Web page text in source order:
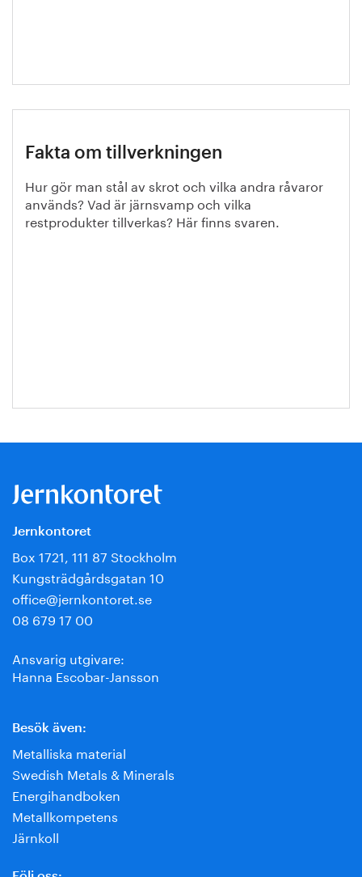
Fakta om tillverkningen
Hur gör man stål av skrot och vilka andra råvaror
används? Vad är järnsvamp och vilka
restprodukter tillverkas? Här finns svaren.
Jernkontoret
Box 1721, 111 87 Stockholm
Kungsträdgårdsgatan 10
office@jernkontoret.se
08 679 17 00
Ansvarig utgivare:
Hanna Escobar-Jansson
Besök även:
Metalliska material
Swedish Metals & Minerals
Energihandboken
Metallkompetens
Järnkoll